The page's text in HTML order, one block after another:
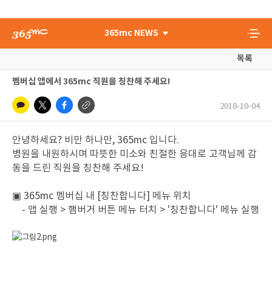
365mc NEWS
목록
멤버십 앱에서 365mc 직원을 칭찬해 주세요!
2018-10-04
안녕하세요? 비만 하나만, 365mc 입니다.
병원을 내원하시며 따뜻한 미소와 친절한 응대로 고객님께 감
동을 드린 직원을 칭찬해 주세요!
▣ 365mc 멤버십 내 [칭찬합니다] 메뉴 위치
- 앱 실행 > 햄버거 버튼 메뉴 터치 > '칭찬합니다' 메뉴 실행